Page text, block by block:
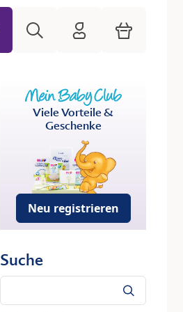
HiPP Mein Babyclub
Warenkorb
Viele Vorteile &
Geschenke
Neu registrieren
Suche